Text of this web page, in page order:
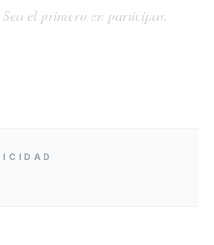
el primero en participar.